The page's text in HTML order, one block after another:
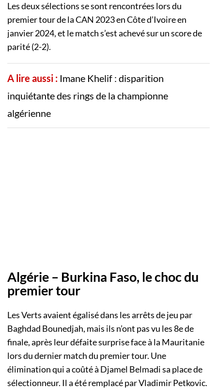
Les deux sélections se sont rencontrées lors du
premier tour de la CAN 2023 en Côte d’Ivoire en
janvier 2024, et le match s’est achevé sur un score de
parité (2-2).
A lire aussi : Imane Khelif : disparition
inquiétante des rings de la championne
algérienne
Algérie – Burkina Faso, le choc du
premier tour
Les Verts avaient égalisé dans les arrêts de jeu par
Baghdad Bounedjah, mais ils n’ont pas vu les 8e de
finale, après leur défaite surprise face à la Mauritanie
lors du dernier match du premier tour. Une
élimination qui a coûté à Djamel Belmadi sa place de
sélectionneur. Il a été remplacé par Vladimir Petkovic.